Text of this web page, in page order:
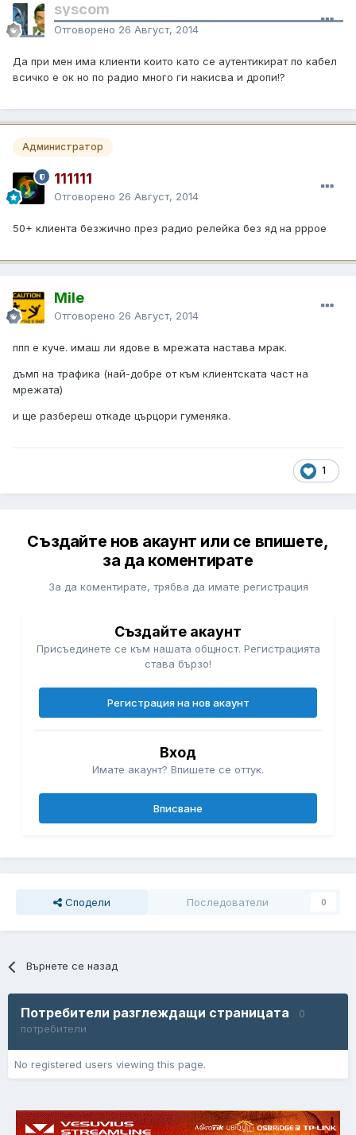
syscom
Отговорено 26 Август, 2014
Да при мен има клиенти които като се аутентикират по кабел
всичко е ок но по радио много ги накисва и дропи!?
Администратор
111111
Отговорено 26 Август, 2014
50+ клиента безжично през радио релейка без яд на рррое
Mile
Отговорено 26 Август, 2014
ппп е куче. имаш ли ядове в мрежата настава мрак.
дъмп на трафика (най-добре от към клиентската част на
мрежата)
и ще разбереш откаде църцори гуменяка.
1
Създайте нов акаунт или се впишете,
за да коментирате
За да коментирате, трябва да имате регистрация
Създайте акаунт
Присъединете се към нашата общност. Регистрацията
става бързо!
Регистрация на нов акаунт
Вход
Имате акаунт? Впишете се оттук.
Вписване
Сподели Последователи 0
Върнете се назад
Потребители разглеждащи страницата
0
потребители
No registered users viewing this page.